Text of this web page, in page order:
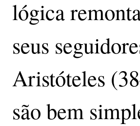
lógica
seus
Aristóteles
são bem